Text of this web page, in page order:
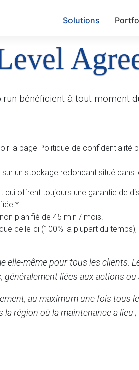
Solutions
bénéficient à tout moment
la page Politique de confidentialité
un stockage redondant situé
offrent toujours une garantie de
*
planifié de 45 min / mois.
celle-ci (100% la plupart du
elle-même pour tous les clients.
liées aux actions
au maximum une fois tous
région où la maintenance a